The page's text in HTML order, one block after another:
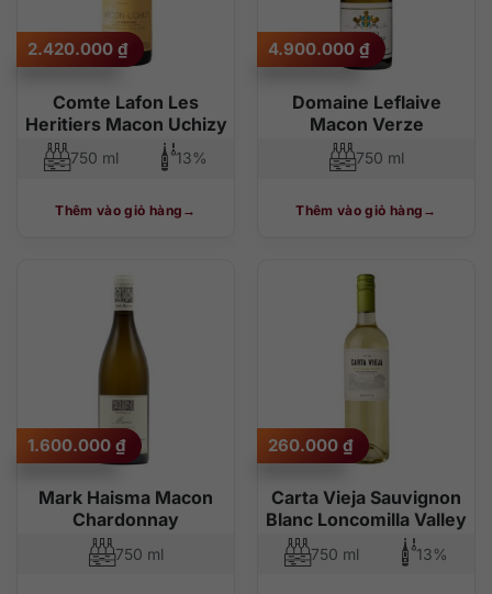
Comte Lafon Les
Heritiers Macon Uchizy
2.420.000 ₫
750 ml 13%
Thêm vào giỏ hàng
Domaine Leflaive
Macon Verze
4.900.000 ₫
750 ml
Thêm vào giỏ hàng
Mark Haisma Macon
Chardonnay
1.600.000 ₫
750 ml
Carta Vieja Sauvignon
Blanc Loncomilla Valley
260.000 ₫
750 ml 13%